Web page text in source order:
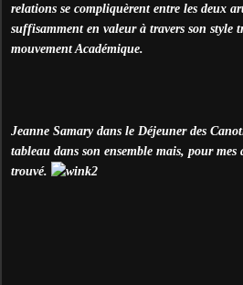
relations se compliquèrent entre les deux
suffisamment en valeur à travers son style
mouvement Académique.
Jeanne Samary dans le Déjeuner des
tableau dans son ensemble mais, pour
trouvé.